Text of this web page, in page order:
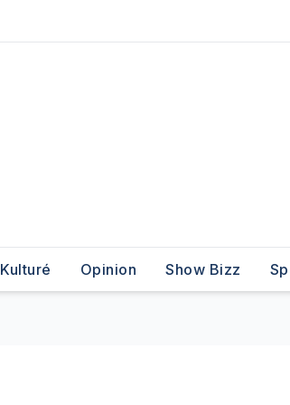
Kulturé Opinion Show Bizz